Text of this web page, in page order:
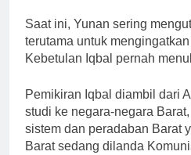
Saat ini, Yunan sering
terutama untuk
Kebetulan Iqbal pernah
Pemikiran Iqbal diambil dari
studi ke negara-negara
sistem dan peradaban Barat
Barat sedang dilanda